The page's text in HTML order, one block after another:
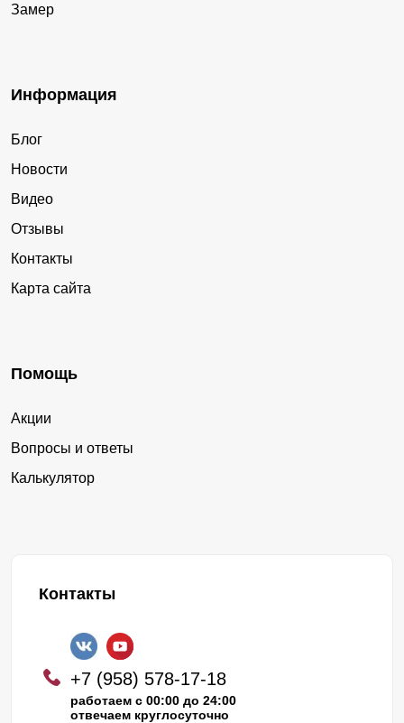
Замер
Информация
Блог
Новости
Видео
Отзывы
Контакты
Карта сайта
Помощь
Акции
Вопросы и ответы
Калькулятор
Контакты
+7 (958) 578-17-18
работаем с 00:00 до 24:00
отвечаем круглосуточно